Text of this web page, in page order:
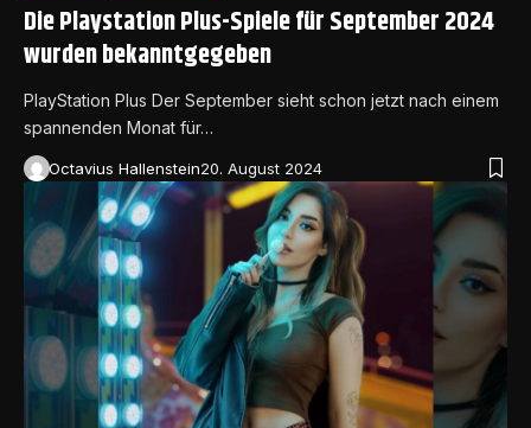
Die Playstation Plus-Spiele für September 2024
wurden bekanntgegeben
PlayStation Plus Der September sieht schon jetzt nach einem
spannenden Monat für…
Octavius Hallenstein20. August 2024